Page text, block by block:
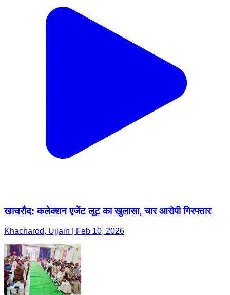
खाचरौद: कलेक्शन एजेंट लूट का खुलासा, चार आरोपी गिरफ्तार
Khacharod, Ujjain | Feb 10, 2026